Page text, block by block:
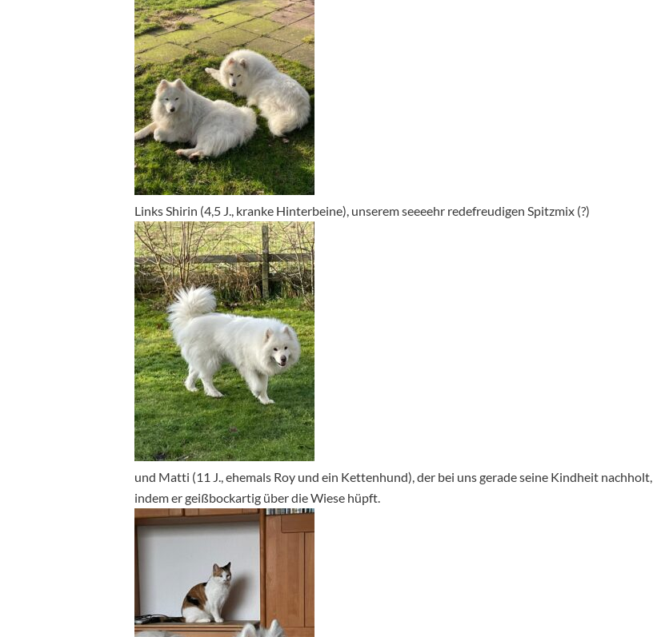
Links Shirin (4,5 J., kranke Hinterbeine), unserem seeeehr redefreudigen Spitzmix (?)
und Matti (11 J., ehemals Roy und ein Kettenhund), der bei uns gerade seine Kindheit nachholt,
indem er geißbockartig über die Wiese hüpft.